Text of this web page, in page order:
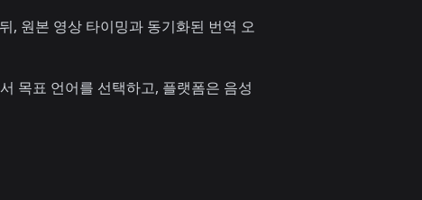
, 원본 영상 타이밍과 동기화된 번역 오
목표 언어를 선택하고, 플랫폼은 음성